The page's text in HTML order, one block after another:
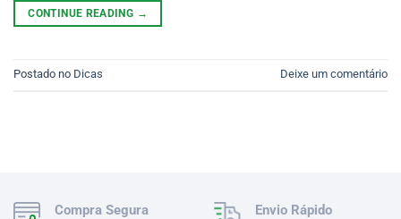
CONTINUE READING →
Postado no Dicas Deixe um comentário
Compra Segura
Envio Rápido